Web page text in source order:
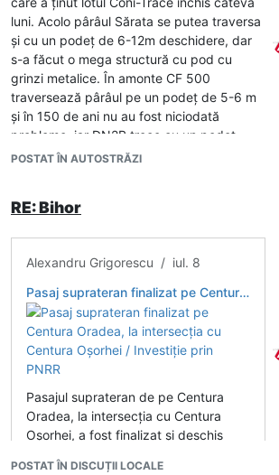
luni. Acolo pârâul Sărata se putea traversa
și cu un podeț de 6-12m deschidere, dar
s-a făcut o mega structură cu pod cu
grinzi metalice. În amonte CF 500
traversează pârâul pe un podeț de 5-6 m
și în 150 de ani nu au fost niciodată
probleme, iar DN2B trece cu un podeț
infim.
Din păcate toate astea sunt rezultatul unor
stupide de la mediu și apele române și
oameni acolo care o fac pe desteptii,
punând practic piedici în dezvoltarea
acestei țărișoare…
Ca se poate și altfel vedem pe DX
București-Târgoviște cu noduri proiectate
POSTAT ÎN AUTOSTRĂZI
RE: Bihor
Alexandru Grigorescu / iul. 8
Pasaj suprateran finalizat pe Centura Oradea, la intersecţia cu Centura Oşorhei / Investiţie prin PNRR
Pasajul suprateran de pe Centura
Oradea, la intersecţia cu Centura
Oşorhei, a fost finalizat şi deschis
POSTAT ÎN DISCUȚII LOCALE